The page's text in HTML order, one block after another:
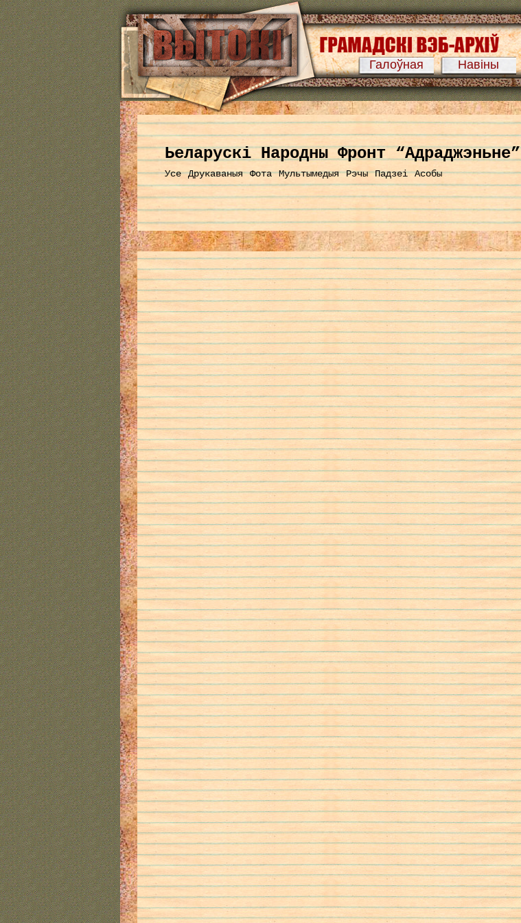
Галоўная Навіны
Ьеларускі Народны Фронт “Адраджэньне”
Усе Друкаваныя Фота Мультымедыя Рэчы Падзеі Асобы